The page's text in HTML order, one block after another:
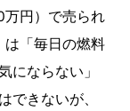
円）で売られ
「毎日の燃料
にならない」
できないが、